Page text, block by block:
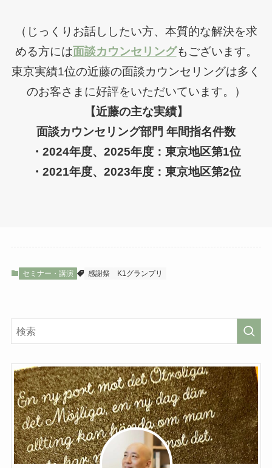
（じっくりお話ししたい方、本質的な解決を求
める方には面談カウンセリングもございます。
東京実績1位の近藤の面談カウンセリングは多く
のお客さまに好評をいただいています。）
【近藤の主な実績】
面談カウンセリング部門 年間指名件数
・2024年度、2025年度：東京地区第1位
・2021年度、2023年度：東京地区第2位
セミナー・講演 感謝祭 K1グランプリ